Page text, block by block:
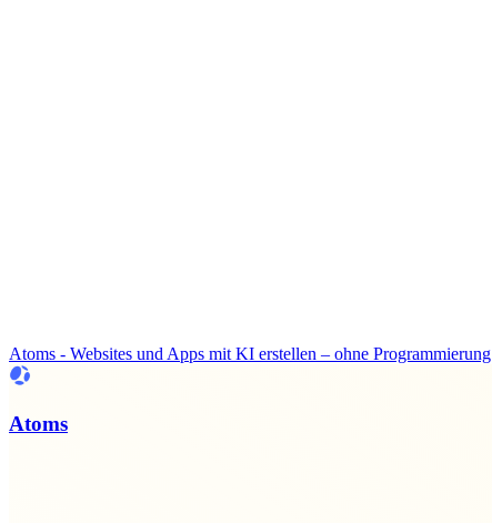
Atoms - Websites und Apps mit KI erstellen – ohne Programmierung
Atoms